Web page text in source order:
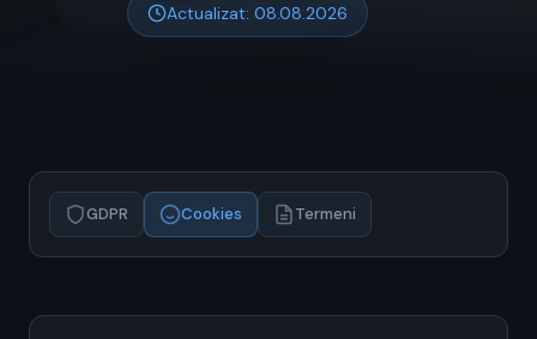
Actualizat: 08.08.2026
GDPR Cookies Termeni